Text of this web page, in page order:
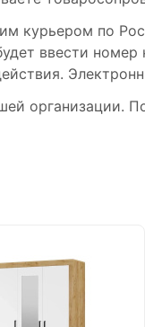
курьером по
ввести
организации.